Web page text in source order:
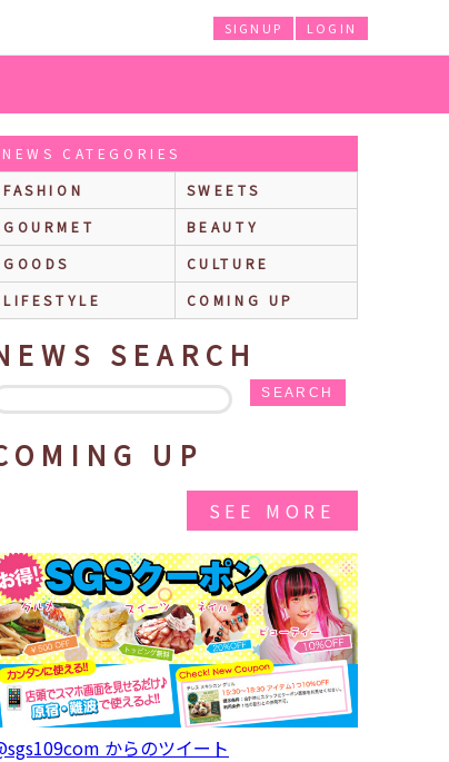
LOGIN
SIGNUP
クスチャー、ミルクキャンディのような香りの詰め合わせ♡
NEWS CATEGORIES
FASHION
SWEETS
GOURMET
BEAUTY
GOODS
CULTURE
LIFESTYLE
COMING UP
SEARCH
SEARCH
UP
SEE MORE
からのツイート